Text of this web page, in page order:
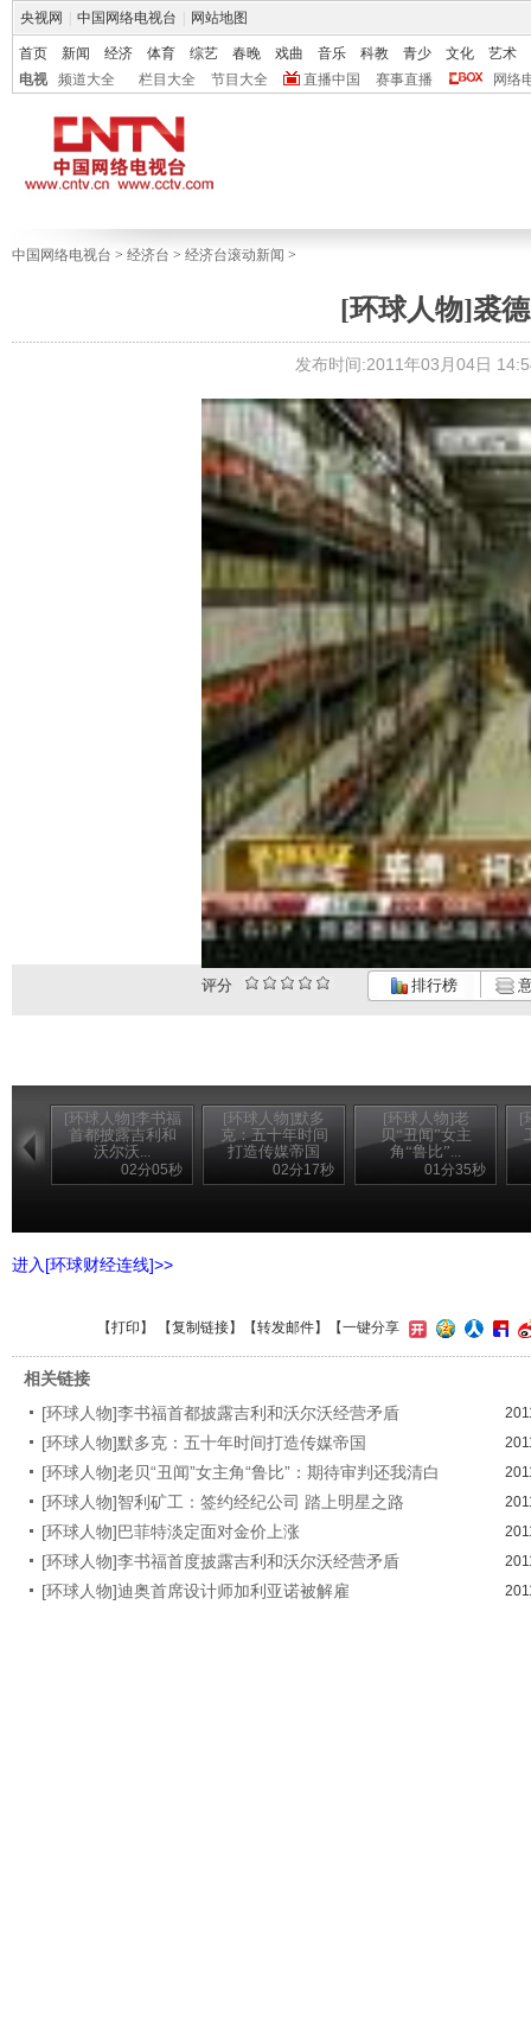
央视网 中国网络电视台 网站地图
首页 新闻 经济 体育 综艺 春晚 戏曲 音乐 科教 青少 文化
艺术
电视
频道大全 栏目大全 节目大全 直播中国 赛事直播 网络
中国网络电视台 > 经济台 > 经济台滚动新闻 >
[环球人物]裘
发布时间:2011年03月04日
评分 排行榜
[环球人物]李书福
首都披露吉利和
沃尔沃...
02分05秒
[环球人物]默多
克：五十年时间
打造传媒帝国
02分17秒
[环球人物]老
贝“丑闻”女主
角“鲁比”...
01分35秒
[
进入[环球财经连线]>>
【打印 】 【复制链接】【转发邮件】 【一键分享
相关链接
[环球人物]李书福首都披露吉利和沃尔沃经营矛盾
[环球人物]默多克：五十年时间打造传媒帝国
[环球人物]老贝“丑闻”女主角“鲁比”：期待审判还我清白
[环球人物]智利矿工：签约经纪公司 踏上明星之路
[环球人物]巴菲特淡定面对金价上涨
[环球人物]李书福首度披露吉利和沃尔沃经营矛盾
[环球人物]迪奥首席设计师加利亚诺被解雇